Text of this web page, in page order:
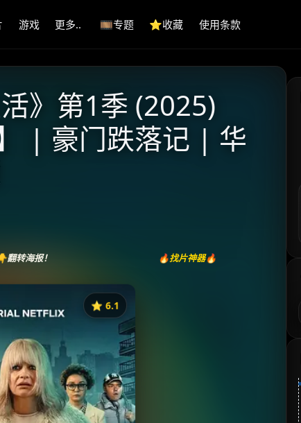
游戏 更多.. 🎞️专题 ⭐️收藏 使用条款
》第1季 (2025)
| 豪门跌落记 | 华
翻转海报！ 🔥找片神器🔥
⭐️ 6.1
《富太太的贫烦生活》
：6.1 | 🎬 2025年
📺 连载中
夸克网盘